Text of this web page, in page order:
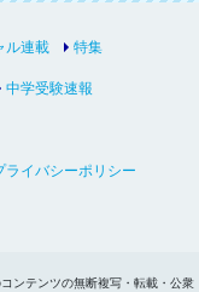
ル連載 特集
中学受験速報
ライバシーポリシー
ンテンツの無断複写・転載・公衆